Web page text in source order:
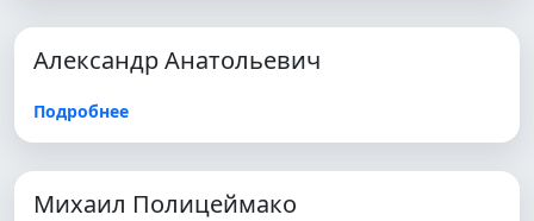
Александр Анатольевич
Подробнее
Михаил Полицеймако